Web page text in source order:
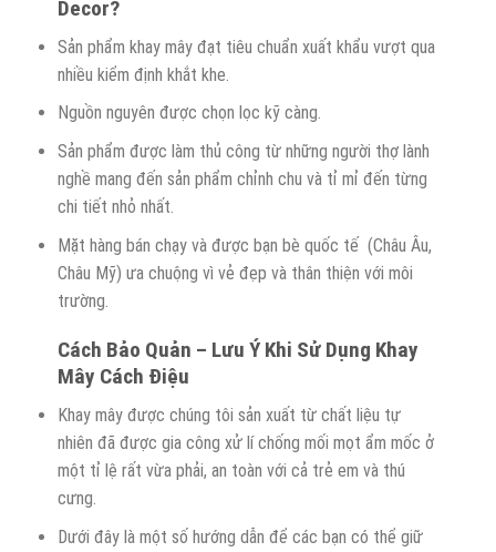
Decor?
Sản phẩm khay mây đạt tiêu chuẩn xuất khẩu vượt qua
nhiều kiểm định khắt khe.
Nguồn nguyên được chọn lọc kỹ càng.
Sản phẩm được làm thủ công từ những người thợ lành
nghề mang đến sản phẩm chỉnh chu và tỉ mỉ đến từng
chi tiết nhỏ nhất.
Mặt hàng bán chạy và được bạn bè quốc tế (Châu Âu,
Châu Mỹ) ưa chuộng vì vẻ đẹp và thân thiện với môi
trường.
Cách Bảo Quản – Lưu Ý Khi Sử Dụng Khay
Mây Cách Điệu
Khay mây được chúng tôi sản xuất từ chất liệu tự
nhiên đã được gia công xử lí chống mối mọt ẩm mốc ở
một tỉ lệ rất vừa phải, an toàn với cả trẻ em và thú
cưng.
Dưới đây là một số hướng dẫn để các bạn có thể giữ